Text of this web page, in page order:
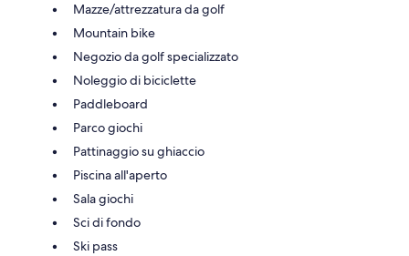
Mazze/attrezzatura da golf
Mountain bike
Negozio da golf specializzato
Noleggio di biciclette
Paddleboard
Parco giochi
Pattinaggio su ghiaccio
Piscina all'aperto
Sala giochi
Sci di fondo
Ski pass